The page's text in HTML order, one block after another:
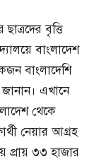
বৃত্তি
বাংলাদেশ
বাংলাদেশি
জানান। এখানে
থেকে
নেয়ার আগ্রহ
প্রায় ৩৩ হাজার